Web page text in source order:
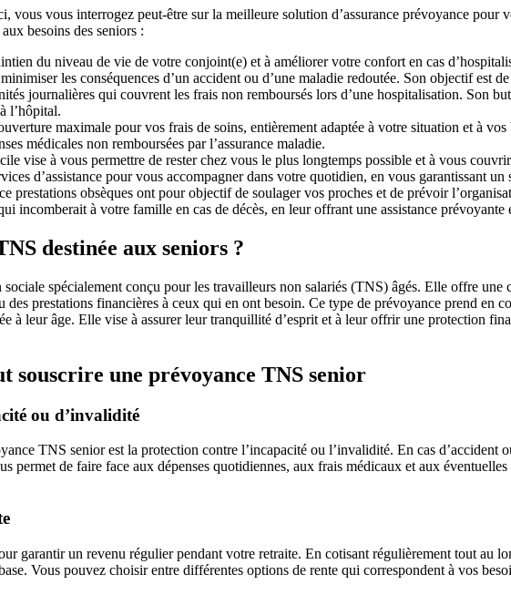
vous vous interrogez peut-être sur la meilleure solution d’assurance prévoyance pour
besoins des seniors :
du niveau de vie de votre conjoint(e) et à améliorer votre confort en cas
les conséquences d’un accident ou d’une maladie redoutée. Son objectif est
journalières qui couvrent les frais non remboursés lors d’une hospitalisation. Son
l’hôpital.
maximale pour vos frais de soins, entièrement adaptée à votre situation et à
médicales non remboursées par l’assurance maladie.
vise à vous permettre de rester chez vous le plus longtemps possible et à vous
d’assistance pour vous accompagner dans votre quotidien, en vous garantissant
prestations obsèques ont pour objectif de soulager vos proches et de prévoir
incomberait à votre famille en cas de décès, en leur offrant une assistance prévoyante
destinée aux seniors ?
spécialement conçu pour les travailleurs non salariés (TNS) âgés. Elle offre une
des prestations financières à ceux qui en ont besoin. Ce type de prévoyance prend en
à leur âge. Elle vise à assurer leur tranquillité d’esprit et à leur offrir une protection
souscrire une prévoyance TNS senior
ou d’invalidité
TNS senior est la protection contre l’incapacité ou l’invalidité. En cas
permet de faire face aux dépenses quotidiennes, aux frais médicaux et aux
garantir un revenu régulier pendant votre retraite. En cotisant régulièrement tout au
Vous pouvez choisir entre différentes options de rente qui correspondent à vos